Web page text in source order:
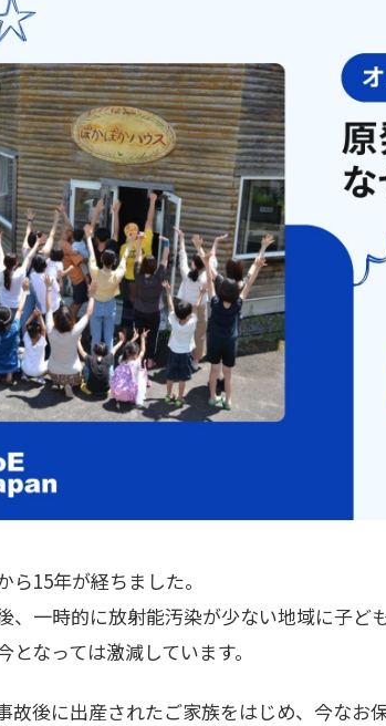
ら15年が経ちました。
、一時的に放射能汚染が少ない地域に子
となっては激減しています。
故後に出産されたご家族をはじめ、今なお